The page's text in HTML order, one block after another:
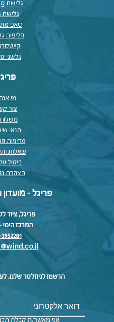
גלישת wing
גלישת
סאפ
חליפות
גלשני
מי
צור
תנאי
מדיניות
שאלות
ביטול
הצהרת
פריגל - מועדון
פריגל, ציוד
המרכז הימי
הרשמו לניוזלטר שלנו,
אני מאשר/ת קבלת